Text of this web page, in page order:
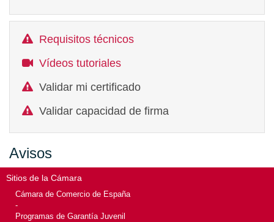
Requisitos técnicos
Vídeos tutoriales
Validar mi certificado
Validar capacidad de firma
Avisos
Sitios de la Cámara
Cámara de Comercio de España
-
Programas de Garantía Juvenil